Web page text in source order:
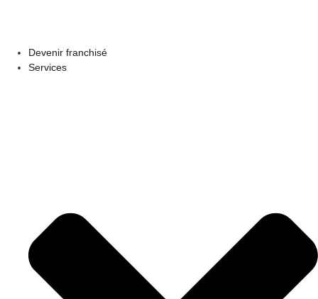
Devenir franchisé
Services